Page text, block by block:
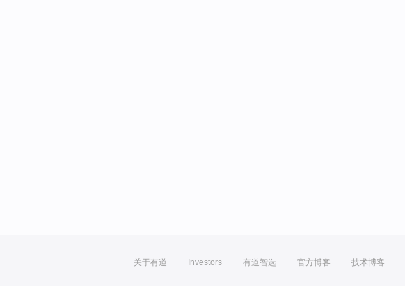
关于有道 Investors 有道智选 官方博客 技术博客